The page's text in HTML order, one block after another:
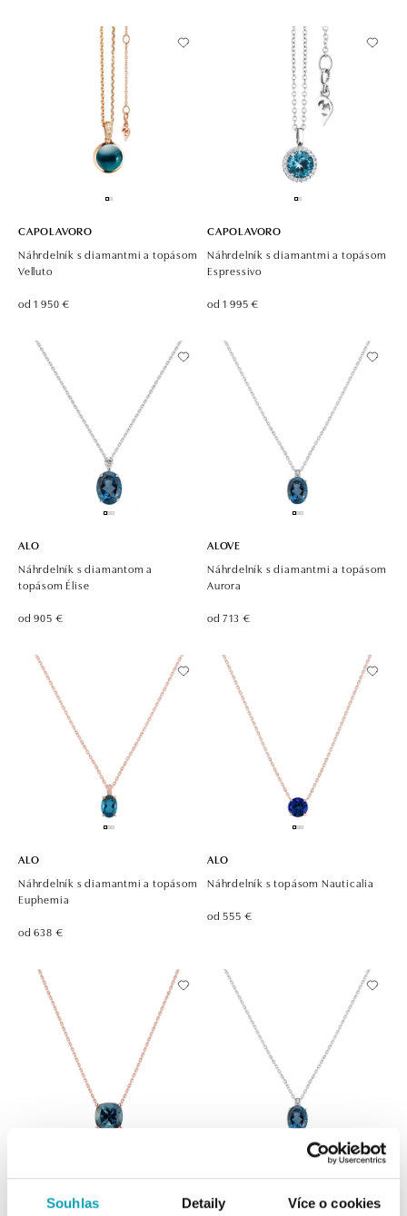
Souhlas Detaily Více o cookies
CAPOLAVORO
Náhrdelník s diamantmi a topásom
Velluto
od 1 950 €
CAPOLAVORO
Náhrdelník s diamantmi a topásom
Espressivo
od 1 995 €
ALO
Náhrdelník s diamantom a
topásom Élise
od 905 €
ALOVE
Náhrdelník s diamantmi a topásom
Aurora
od 713 €
ALO
Náhrdelník s diamantmi a topásom
Euphemia
od 638 €
ALO
Náhrdelník s topásom Nauticalia
od 555 €
Náhrdelník s topazom london
Manon
Náhrdelník s diamantmi a topásom
Grime